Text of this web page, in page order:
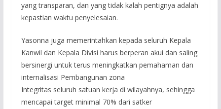
yang transparan, dan yang tidak kalah pentignya adalah
kepastian waktu penyelesaian.
Yasonna juga memerintahkan kepada seluruh Kepala
Kanwil dan Kepala Divisi harus berperan akui dan saling
bersinergi untuk terus meningkatkan pemahaman dan
internalisasi Pembangunan zona
Integritas seluruh satuan kerja di wilayahnya, sehingga
mencapai target minimal 70% dari satker